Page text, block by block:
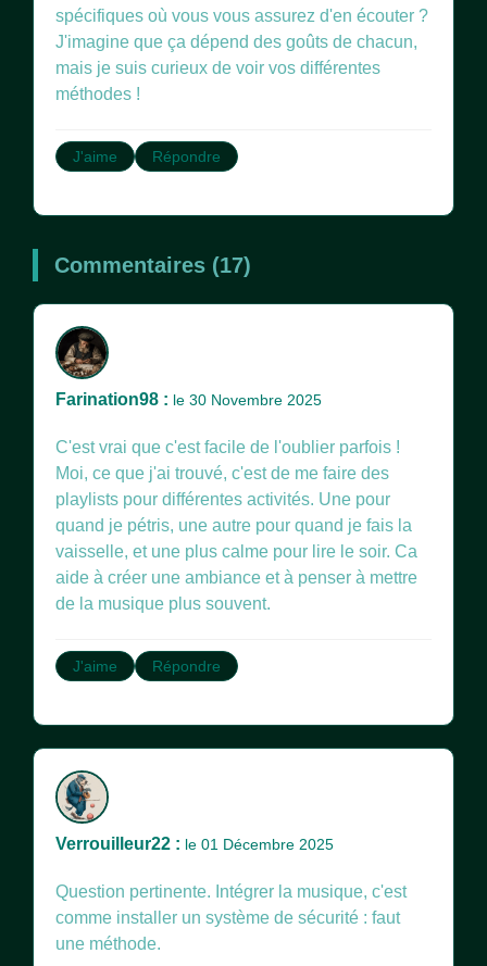
spécifiques où vous vous assurez d'en écouter ?
J'imagine que ça dépend des goûts de chacun,
mais je suis curieux de voir vos différentes
méthodes !
J'aime Répondre
Commentaires (17)
Farination98 : le 30 Novembre 2025
C'est vrai que c'est facile de l'oublier parfois !
Moi, ce que j'ai trouvé, c'est de me faire des
playlists pour différentes activités. Une pour
quand je pétris, une autre pour quand je fais la
vaisselle, et une plus calme pour lire le soir. Ca
aide à créer une ambiance et à penser à mettre
de la musique plus souvent.
J'aime Répondre
Verrouilleur22 : le 01 Décembre 2025
Question pertinente. Intégrer la musique, c'est
comme installer un système de sécurité : faut
une méthode.